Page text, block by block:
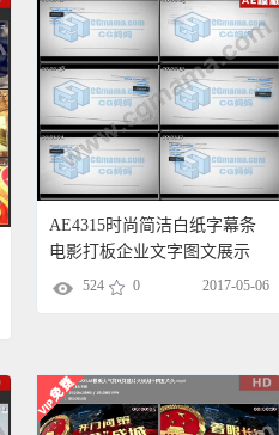
AE4315时尚简洁白纸字幕条
电影打板企业文字图文展示
AE模板
524 0 2017-05-06